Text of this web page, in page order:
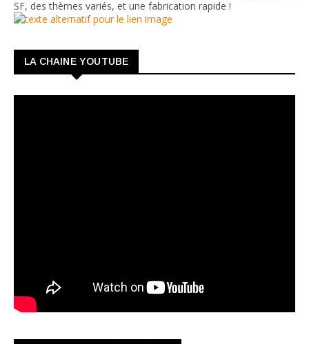
SF, des thèmes variés, et une fabrication rapide !
LA CHAINE YOUTUBE